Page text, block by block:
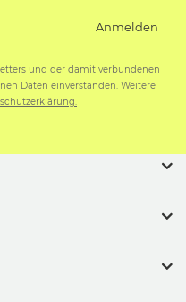
Anmelden
und der damit verbundenen
Daten einverstanden. Weitere